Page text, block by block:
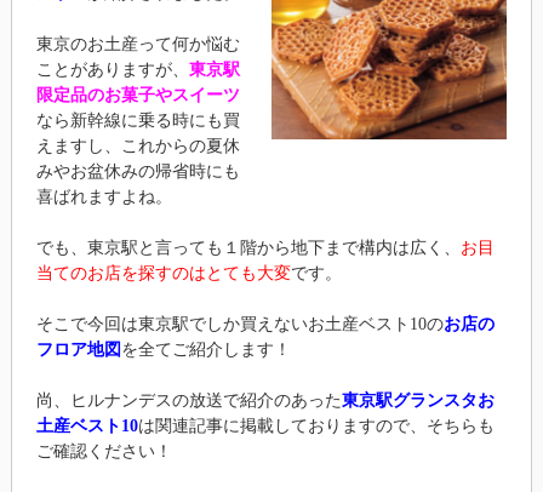
東京のお土産って何か悩む
ことがありますが、 東京駅
限定品のお菓子やスイーツ
なら新幹線に乗る時にも買
えますし、これからの夏休
みやお盆休みの帰省時にも
喜ばれますよね。
でも、東京駅と言っても１階から地下まで構内は広く、 お目
当てのお店を探すのはとても大変です。
そこで今回は東京駅でしか買えないお土産ベスト10のお店の
フロア地図 を全てご紹介します！
尚、ヒルナンデスの放送で紹介のあった東京駅グランスタお
土産ベスト10は関連記事に掲載しておりますので、そちらも
ご確認ください！